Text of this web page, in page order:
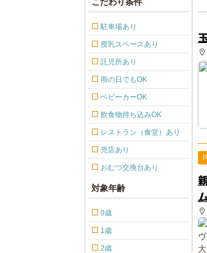
駐車場あり
授乳スペースあり
託児所あり
雨の日でもOK
ベビーカーOK
飲食物持ち込みOK
レストラン（食堂）あり
売店あり
おむつ交換台あり
対象年齢
0歳
1歳
2歳